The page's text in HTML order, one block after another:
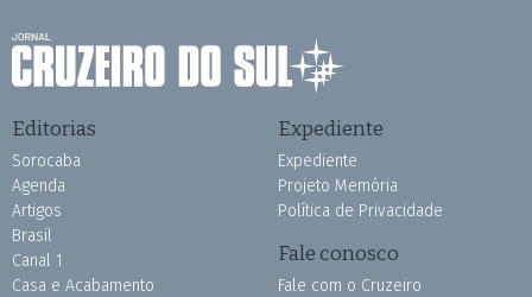
Editorias
Sorocaba
Agenda
Artigos
Brasil
Canal 1
Casa e Acabamento
Expediente
Expediente
Projeto Memória
Política de Privacidade
Fale conosco
Fale com o Cruzeiro